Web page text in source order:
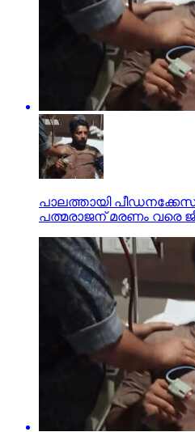
പാലത്തായി
പത്മരാജന് മരണം വരെ